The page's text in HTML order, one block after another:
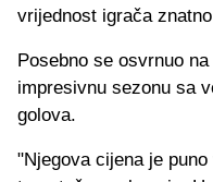
vrijednost igrača
Posebno se osvrnuo
impresivnu sezonu sa
golova.
"Njegova cijena je